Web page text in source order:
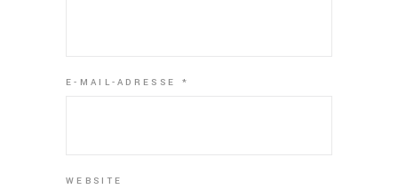
E-MAIL-ADRESSE *
WEBSITE